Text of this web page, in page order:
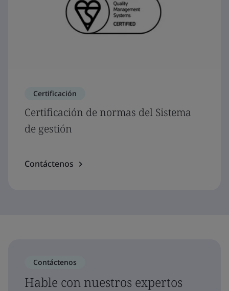
Certificación
Certificación de normas del Sistema
de gestión
Contáctenos
Contáctenos
Hable con nuestros expertos